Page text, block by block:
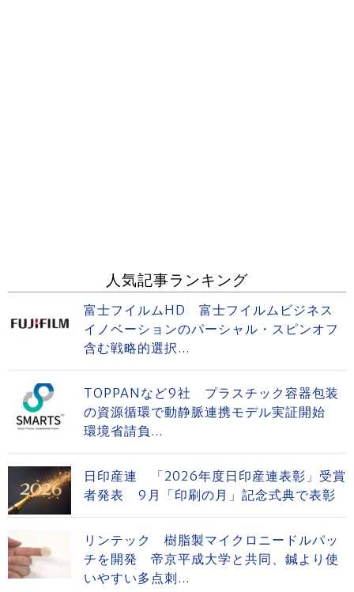
人気記事ランキング
富士フイルムHD 富士フイルムビジネス
イノベーションのパーシャル・スピンオフ
含む戦略的選択...
TOPPANなど9社 プラスチック容器包装
の資源循環で動静脈連携モデル実証開始
環境省請負...
日印産連 「2026年度日印産連表彰」受賞
者発表 9月「印刷の月」記念式典で表彰
リンテック 樹脂製マイクロニードルパッ
チを開発 帝京平成大学と共同、鍼より使
いやすい多点刺...